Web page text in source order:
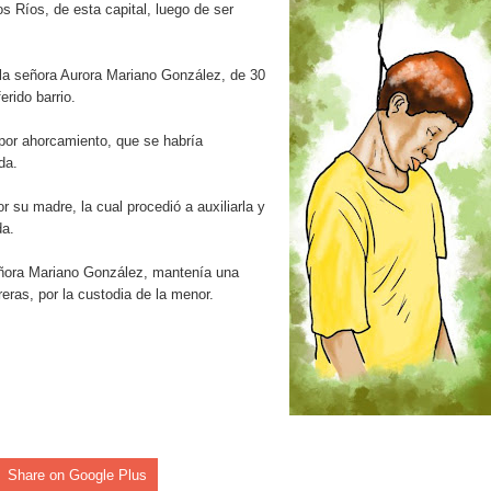
retos y oportunidades del sistema financiero nacional
impulsada por la franquicia dominicana más taquillera del
como vicepresidenta ejecutiva de Fiduciaria Reservas
de Oficina Regional Este en La Romana
para emprendedoras en la segunda edición del Summit
artística con nuevo álbum, renovación de su equipo y
se unen al regreso de Pavel Núñez y su “Bipolarband” a Hard
Banreservas seguirá impulsando la seguridad alimentaria
Ríos, de esta capital, luego de ser
señora Aurora Mariano González, de 30
barrio.
ahorcamiento, que se habría
su madre, la cual procedió a auxiliarla y
Mariano González, mantenía una
por la custodia de la menor.
Share on Google Plus